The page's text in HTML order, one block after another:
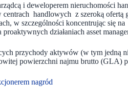
i deweloperem nieruchomości
handlowych z szeroką ofertą
w szczególności koncentrując się
działaniach asset
przychody aktywów (w tym jedną
powierzchni najmu brutto (GLA)
nagród